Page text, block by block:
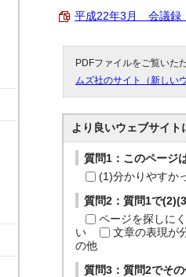
平成22年3月 会議録
PDFファイルをご覧いた
ムズ社のサイト（新しい
より良いウェブサイト
質問1：このページ
(1)分かりやすか
質問2：質問1で
ページを探しに
い
文章の表現が
の他
質問3：質問2でそ